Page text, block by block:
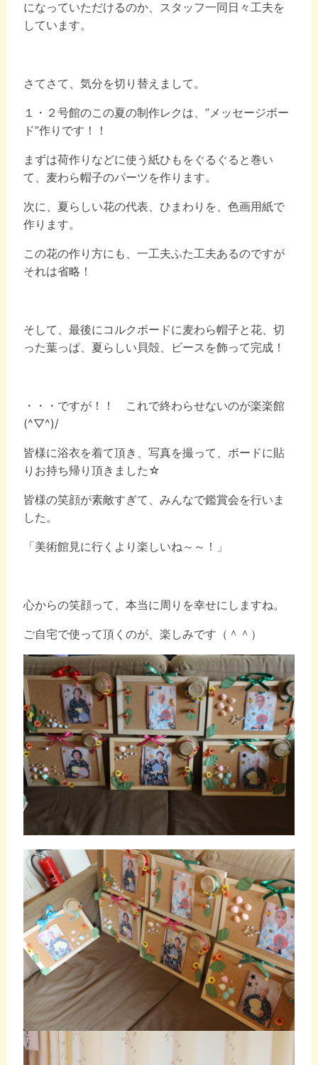
になっていただけるのか、スタッフ一同日々工夫を
しています。
さてさて、気分を切り替えまして。
１・２号館のこの夏の制作レクは、”メッセージボー
ド”作りです！！
まずは荷作りなどに使う紙ひもをぐるぐると巻い
て、麦わら帽子のパーツを作ります。
次に、夏らしい花の代表、ひまわりを、色画用紙で
作ります。
この花の作り方にも、一工夫ふた工夫あるのですが
それは省略！
そして、最後にコルクボードに麦わら帽子と花、切
った葉っぱ、夏らしい貝殻、ビースを飾って完成！
・・・ですが！！ これで終わらせないのが楽楽館
(^▽^)/
皆様に浴衣を着て頂き、写真を撮って、ボードに貼
りお持ち帰り頂きました☆
皆様の笑顔が素敵すぎて、みんなで鑑賞会を行いま
した。
「美術館見に行くより楽しいね～～！」
心からの笑顔って、本当に周りを幸せにしますね。
ご自宅で使って頂くのが、楽しみです（＾＾）